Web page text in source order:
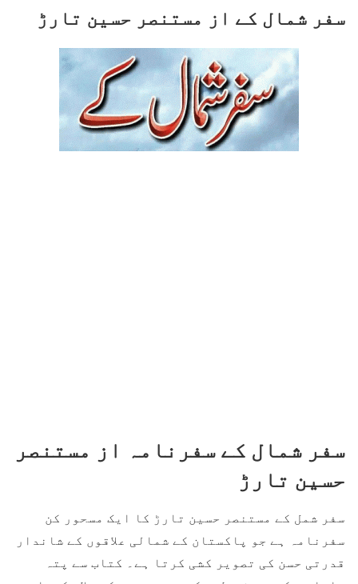
سفر شمال کے از مستنصر حسین تارڑ
سفر شمال کے سفرنامہ از مستنصر
حسین تارڑ
سفر شمل کے مستنصر حسین تارڑ کا ایک مسحور کن
سفرنامہ ہے جو پاکستان کے شمالی علاقوں کے شاندار
قدرتی حسن کی تصویر کشی کرتا ہے۔ کتاب سے پتہ